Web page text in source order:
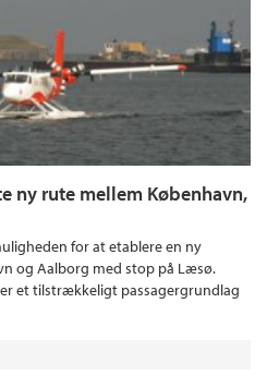
ny rute mellem København,
for at etablere en ny
og Aalborg med stop på Læsø.
et tilstrækkeligt passagergrundlag